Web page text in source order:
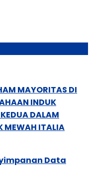
MAYORITAS DI
INDUK
DALAM
MEWAH ITALIA
Data